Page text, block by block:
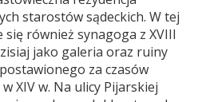
starostów sądeckich. W tej
się również synagoga z XVIII
jako galeria oraz ruiny
za czasów
XIV w. Na ulicy Pijarskiej